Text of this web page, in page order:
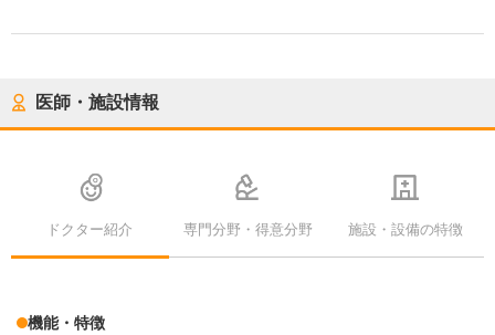
医師・施設情報
ドクター紹介 専門分野・得意分野 施設・設備の特徴
機能・特徴